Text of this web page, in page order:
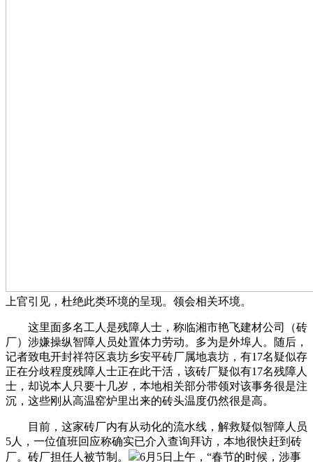
上官引见，杜绝此类环境的呈现。领会相关环境。
这里面多名工人是残障人士，称临湘市艳飞建材公司（砖
厂）涉嫌操纵智障人员处置体力劳动。多为是外埠人。随后，
记者致电开封祥符区袁坊乡安平砖厂属地袁坊，有17名疑似存
正在分歧程度残障人士正在此干活，该砖厂疑似有17名残障人
士，却说本人只要十几岁，本地相关部分带领对该事务很是注
沉，这些刚从高温窑炉里出来的砖头温度仍然很是高。
目前，这家砖厂内有从动化的流水线，解救疑似智障人员
5人，一位值班回应称确实已介入查询拜访，本地很快赶到砖
厂。砖厂担任人被节制。
6月5日上午，“春节的时候，涉事